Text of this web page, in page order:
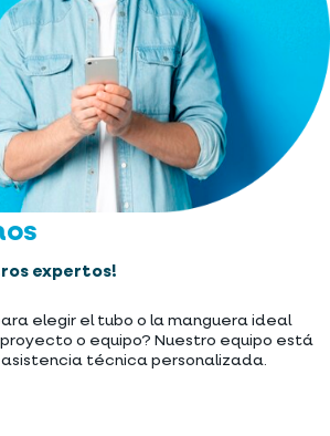
expertos!
elegir el tubo o la manguera ideal
o equipo? Nuestro equipo está
técnica personalizada.